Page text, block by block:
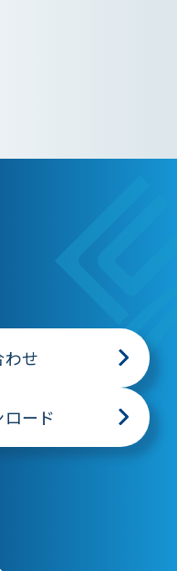
わせ
ード